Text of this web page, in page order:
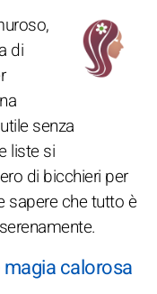
di
senza
liste si
di bicchieri per
sapere che tutto è
calorosa